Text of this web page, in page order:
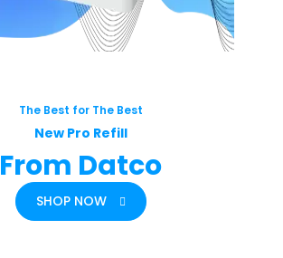
The Best for The Best
New Pro Refill
From Datco
SHOP NOW